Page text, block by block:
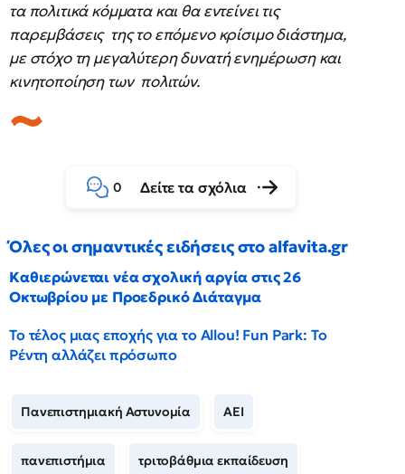
τα πολιτικά κόμματα και θα εντείνει τις
παρεμβάσεις της το επόμενο κρίσιμο διάστημα,
με στόχο τη μεγαλύτερη δυνατή ενημέρωση και
κινητοποίηση των πολιτών.
0 Δείτε τα σχόλια
Όλες οι σημαντικές ειδήσεις στο alfavita.gr
Καθιερώνεται νέα σχολική αργία στις 26
Οκτωβρίου με Προεδρικό Διάταγμα
Το τέλος μιας εποχής για το Allou! Fun Park: Το
Ρέντη αλλάζει πρόσωπο
Πανεπιστημιακή Αστυνομία ΑΕΙ
πανεπιστήμια τριτοβάθμια εκπαίδευση